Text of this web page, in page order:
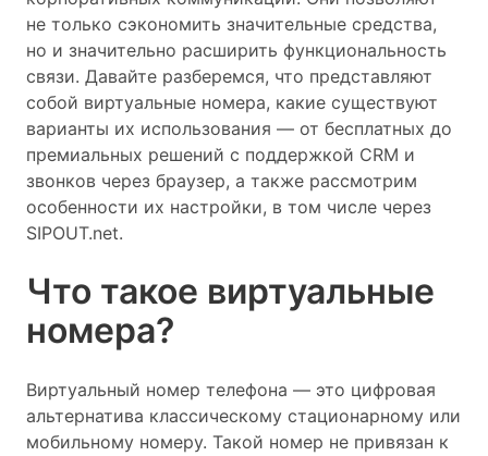
не только сэкономить значительные средства,
но и значительно расширить функциональность
связи. Давайте разберемся, что представляют
собой виртуальные номера, какие существуют
варианты их использования — от бесплатных до
премиальных решений с поддержкой CRM и
звонков через браузер, а также рассмотрим
особенности их настройки, в том числе через
SIPOUT.net.
Что такое виртуальные
номера?
Виртуальный номер телефона — это цифровая
альтернатива классическому стационарному или
мобильному номеру. Такой номер не привязан к